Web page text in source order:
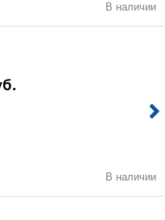
В наличии
В наличии